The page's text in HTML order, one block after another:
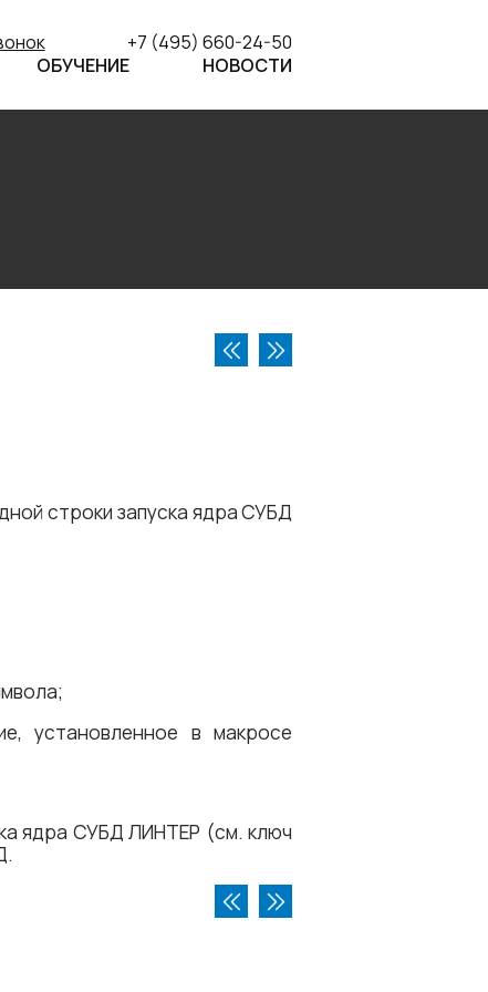
+7 (495) 660-24-50
ОБУЧЕНИЕ НОВОСТИ
строки запуска ядра СУБД
установленное в макросе
ядра СУБД ЛИНТЕР (см. ключ